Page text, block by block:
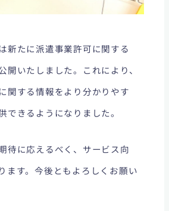
新たに派遣事業許可に関する
開いたしました。これにより、
関する情報をより分かりやす
できるようになりました。
待に応えるべく、サービス向
ます。今後ともよろしくお願い